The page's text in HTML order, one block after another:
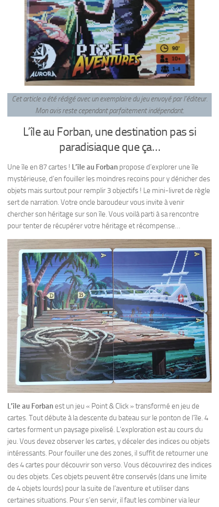
Cet article a été rédigé avec un exemplaire du jeu envoyé par l’éditeur.
Mon avis reste cependant parfaitement indépendant.
L’île au Forban, une destination pas si
paradisiaque que ça…
Une île en 87 cartes ! L’île au Forban propose d’explorer une île
mystérieuse, d’en fouiller les moindres recoins pour y dénicher des
objets mais surtout pour remplir 3 objectifs ! Le mini-livret de règle
sert de narration. Votre oncle baroudeur vous invite à venir
chercher son héritage sur son île. Vous voilà parti à sa rencontre
pour tenter de récupérer votre héritage et récompense…
L’île au Forbanest un jeu « Point & Click » transformé en jeu de
cartes. Tout débute à la descente du bateau sur le ponton de l’île. 4
cartes forment un paysage pixelisé. L’exploration est au cours du
jeu. Vous devez observer les cartes, y déceler des indices ou objets
intéressants. Pour fouiller une des zones, il suffit de retourner une
des 4 cartes pour découvrir son verso. Vous découvrirez des indices
ou des objets. Ces objets peuvent être conservés (dans une limite
de 4 objets lourds) pour la suite de l’aventure et utiliser dans
certaines situations. Pour s’en servir, il faut les combiner via leur